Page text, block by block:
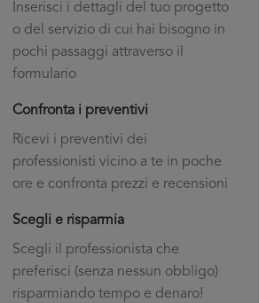
Inserisci i dettagli del tuo progetto
o del servizio di cui hai bisogno in
pochi passaggi attraverso il
formulario
Confronta i preventivi
Ricevi i preventivi dei
professionisti vicino a te in poche
ore e confronta prezzi e recensioni
Scegli e risparmia
Scegli il professionista che
preferisci (senza nessun obbligo)
risparmiando tempo e denaro!